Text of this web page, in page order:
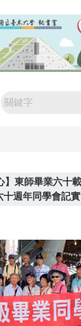
】東師畢業六十
週年同學會記實